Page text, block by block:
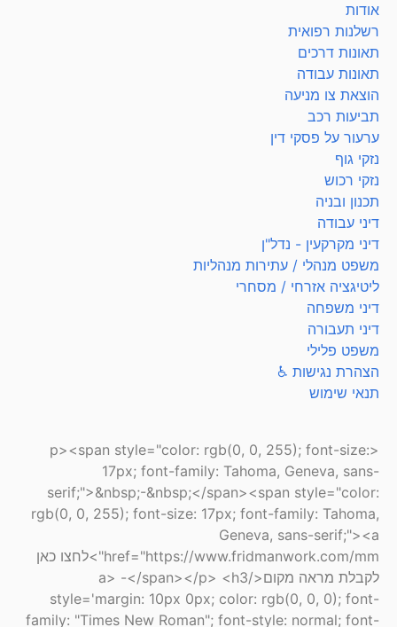
אודות
רשלנות רפואית
תאונות דרכים
תאונות עבודה
הוצאת צו מניעה
תביעות רכב
ערעור על פסקי דין
נזקי גוף
נזקי רכוש
תכנון ובניה
דיני עבודה
דיני מקרקעין - נדל"ן
משפט מנהלי / עתירות מנהליות
ליטיגציה אזרחי / מסחרי
דיני משפחה
דיני תעבורה
משפט פלילי
הצהרת נגישות ♿
תנאי שימוש
<p><span style="color: rgb(0, 0, 255); font-size:
17px; font-family: Tahoma, Geneva, sans-
serif;">&nbsp;-&nbsp;</span><span style="color:
rgb(0, 0, 255); font-size: 17px; font-family: Tahoma,
Geneva, sans-serif;"><a
href="https://www.fridmanwork.com/mm">לחצו כאן
לקבלת מראה מקום</a> -</span></p> <h3
style='margin: 10px 0px; color: rgb(0, 0, 0); font-
family: "Times New Roman"; font-style: normal; font-